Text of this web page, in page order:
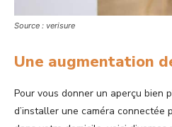
Source : verisure
Une augmentation
Pour vous donner un aperçu bien
d’installer une caméra connectée